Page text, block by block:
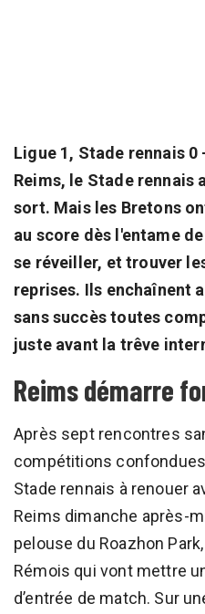
Ligue 1, Stade rennais 0
Reims, le Stade
sort. Mais les Bretons
au score dès l'entame
se réveiller, et trouver
reprises. Ils enchaînent
sans succès toutes
juste avant la trêve
Reims démarre
Après sept rencontres
compétitions
Stade rennais à renouer
Reims dimanche après-
pelouse du Roazhon
Rémois qui vont mettre
d’entrée de match. Sur